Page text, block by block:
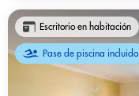
Escritorio en habitación
Pase de piscina incluido